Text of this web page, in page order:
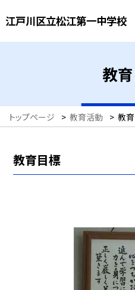
江戸川区立松江第一中学校
教
トップページ > 教育活動 > 教
教育目標